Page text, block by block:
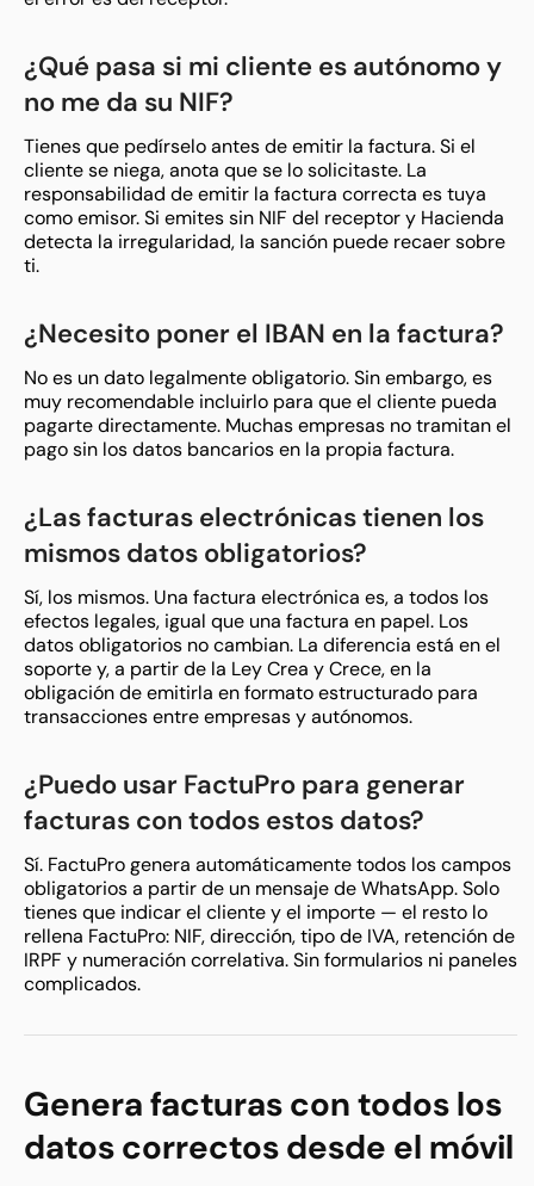
¿Qué pasa si mi cliente es autónomo y
no me da su NIF?
Tienes que pedírselo antes de emitir la factura. Si el
cliente se niega, anota que se lo solicitaste. La
responsabilidad de emitir la factura correcta es tuya
como emisor. Si emites sin NIF del receptor y Hacienda
detecta la irregularidad, la sanción puede recaer sobre
ti.
¿Necesito poner el IBAN en la factura?
No es un dato legalmente obligatorio. Sin embargo, es
muy recomendable incluirlo para que el cliente pueda
pagarte directamente. Muchas empresas no tramitan el
pago sin los datos bancarios en la propia factura.
¿Las facturas electrónicas tienen los
mismos datos obligatorios?
Sí, los mismos. Una factura electrónica es, a todos los
efectos legales, igual que una factura en papel. Los
datos obligatorios no cambian. La diferencia está en el
soporte y, a partir de la Ley Crea y Crece, en la
obligación de emitirla en formato estructurado para
transacciones entre empresas y autónomos.
¿Puedo usar FactuPro para generar
facturas con todos estos datos?
Sí. FactuPro genera automáticamente todos los campos
obligatorios a partir de un mensaje de WhatsApp. Solo
tienes que indicar el cliente y el importe — el resto lo
rellena FactuPro: NIF, dirección, tipo de IVA, retención de
IRPF y numeración correlativa. Sin formularios ni paneles
complicados.
Genera facturas con todos los
datos correctos desde el móvil